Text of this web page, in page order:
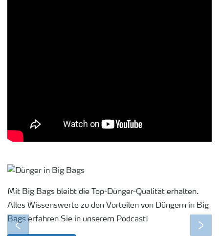
Previous Next
Mit Big Bags bleibt die Top-Dünger-Qualität erhalten.
Alles Wissenswerte zu den Vorteilen von Düngern in Big
Bags erfahren Sie in unserem Podcast!